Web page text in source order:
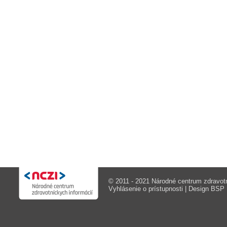
© 2011 - 2021 Národné centrum
Vyhlásenie o prístupnosti | Design BSP